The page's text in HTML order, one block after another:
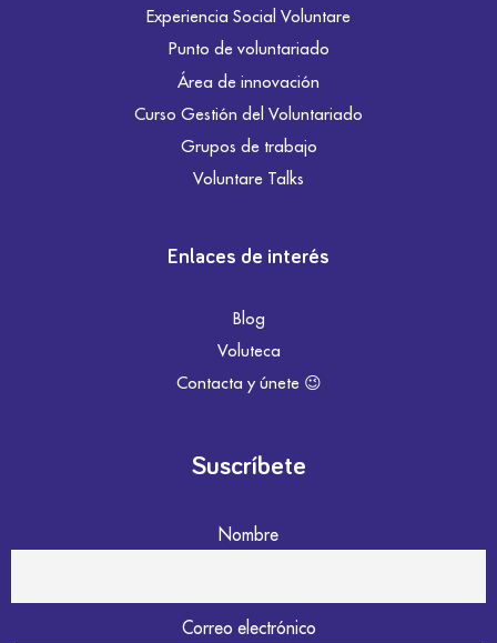
Experiencia Social Voluntare
Punto de voluntariado
Área de innovación
Curso Gestión del Voluntariado
Grupos de trabajo
Voluntare Talks
Enlaces de interés
Blog
Voluteca
Contacta y únete 😉
Suscríbete
Nombre
Correo electrónico